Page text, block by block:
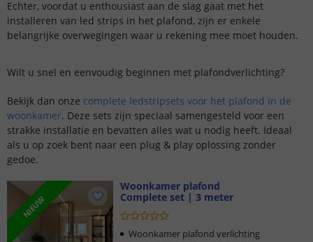
Echter, voordat u enthousiast aan de slag gaat met het
installeren van led strips in het plafond, zijn er enkele
belangrijke overwegingen waar u rekening mee moet houden.
Wilt u snel en eenvoudig beginnen met plafondverlichting?
Bekijk dan onze complete ledstripsets voor het plafond in de
woonkamer. Deze sets zijn speciaal samengesteld voor een
strakke installatie en bevatten alles wat u nodig heeft. Ideaal
als u op zoek bent naar een plug & play oplossing zonder
gedoe.
NIEUW
Woonkamer plafond
Complete set | 3 meter
Woonkamer plafond verlichting